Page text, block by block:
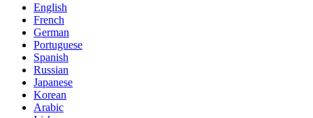
English
French
German
Portuguese
Spanish
Russian
Japanese
Korean
Arabic